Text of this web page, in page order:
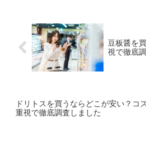
豆板醤を
視で徹底
ドリトスを買うならどこが安い？コ
重視で徹底調査しました